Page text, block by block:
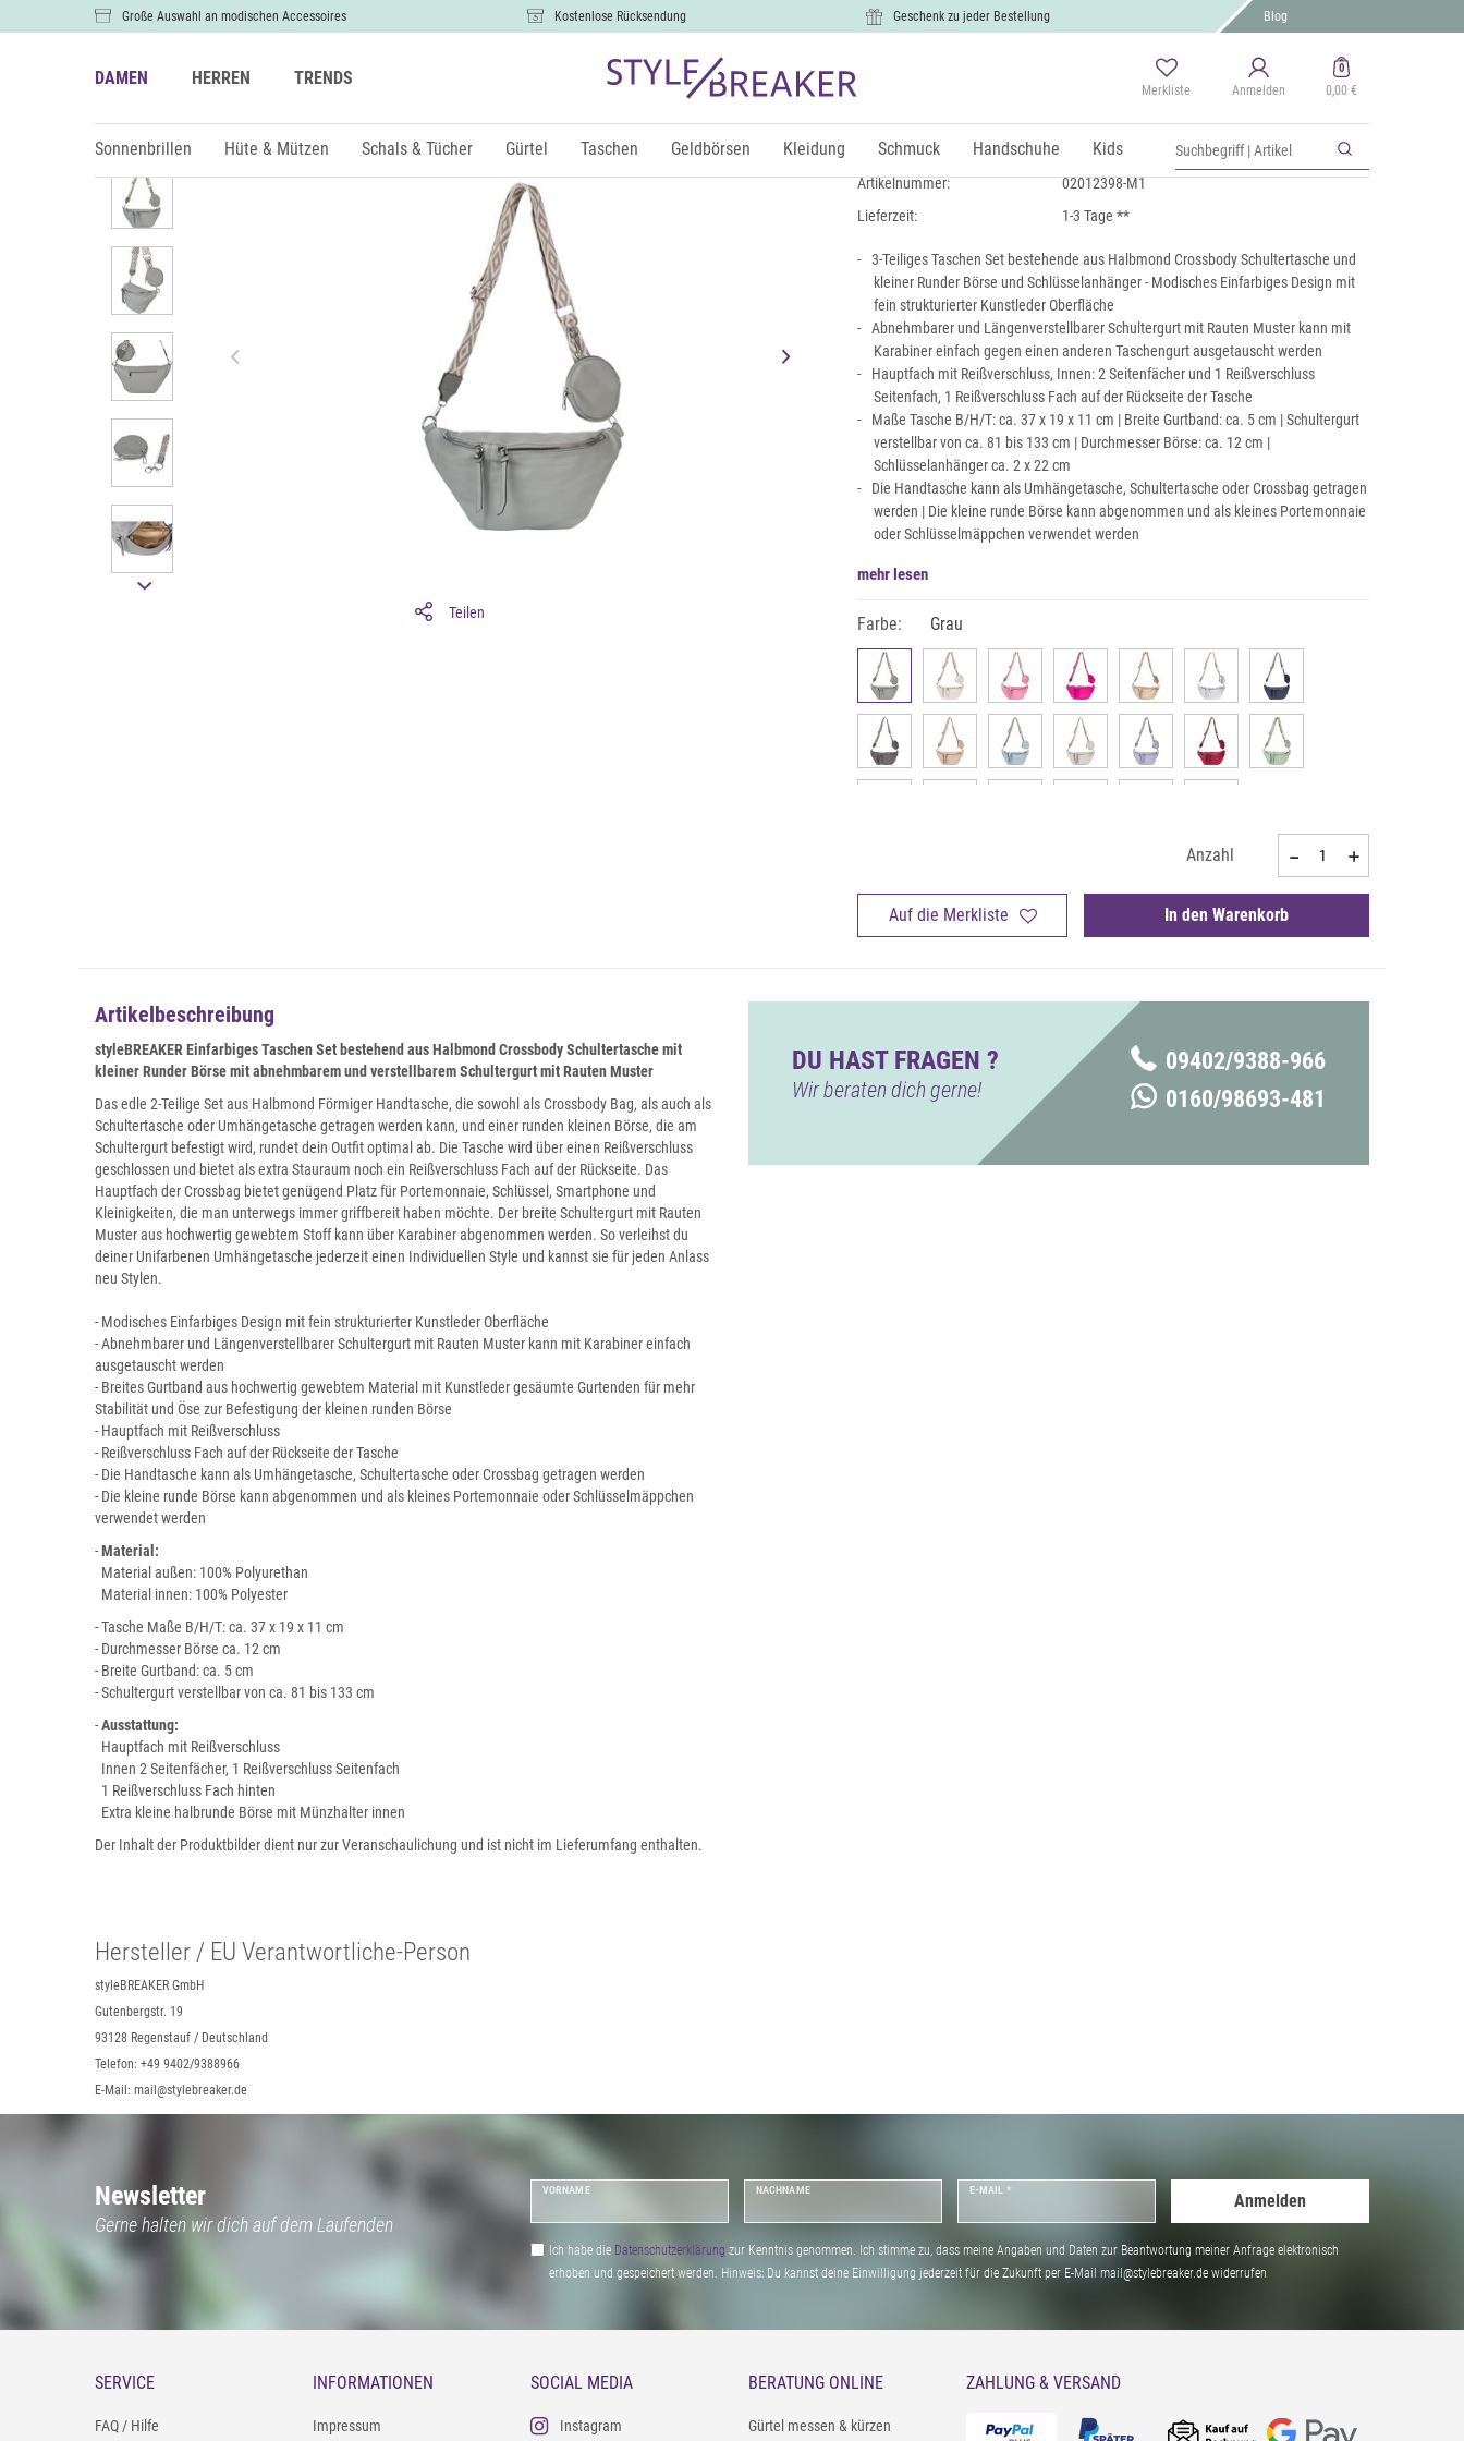
Große Auswahl an modischen Accessoires Kostenlose Rücksendung Geschenk zu jeder Bestellung Blog
DAMEN HERREN TRENDS
Merkliste Anmelden
0
0,00 €
Sonnenbrillen Hüte & Mützen Schals & Tücher Gürtel Taschen Geldbörsen Kleidung Schmuck Handschuhe Kids
Teilen
Halbmond Crossbody Bag Set 3-Teilig
29,99 €
inkl. MwSt., zzgl.Versand
Artikelnummer:
02012398-M1
Lieferzeit:
1-3 Tage **
3-Teiliges Taschen Set bestehende aus Halbmond Crossbody Schultertasche und
kleiner Runder Börse und Schlüsselanhänger - Modisches Einfarbiges Design mit
fein strukturierter Kunstleder Oberfläche
Abnehmbarer und Längenverstellbarer Schultergurt mit Rauten Muster kann mit
Karabiner einfach gegen einen anderen Taschengurt ausgetauscht werden
Hauptfach mit Reißverschluss, Innen: 2 Seitenfächer und 1 Reißverschluss
Seitenfach, 1 Reißverschluss Fach auf der Rückseite der Tasche
Maße Tasche B/H/T: ca. 37 x 19 x 11 cm | Breite Gurtband: ca. 5 cm | Schultergurt
verstellbar von ca. 81 bis 133 cm | Durchmesser Börse: ca. 12 cm |
Schlüsselanhänger ca. 2 x 22 cm
Die Handtasche kann als Umhängetasche, Schultertasche oder Crossbag getragen
werden | Die kleine runde Börse kann abgenommen und als kleines Portemonnaie
oder Schlüsselmäppchen verwendet werden
mehr lesen
Farbe: Grau
Anzahl
Auf die Merkliste In den Warenkorb
Artikelbeschreibung
styleBREAKER Einfarbiges Taschen Set bestehend aus Halbmond Crossbody Schultertasche mit
kleiner Runder Börse mit abnehmbarem und verstellbarem Schultergurt mit Rauten Muster
Das edle 2-Teilige Set aus Halbmond Förmiger Handtasche, die sowohl als Crossbody Bag, als auch als
Schultertasche oder Umhängetasche getragen werden kann, und einer runden kleinen Börse, die am
Schultergurt befestigt wird, rundet dein Outfit optimal ab. Die Tasche wird über einen Reißverschluss
geschlossen und bietet als extra Stauraum noch ein Reißverschluss Fach auf der Rückseite. Das
Hauptfach der Crossbag bietet genügend Platz für Portemonnaie, Schlüssel, Smartphone und
Kleinigkeiten, die man unterwegs immer griffbereit haben möchte. Der breite Schultergurt mit Rauten
Muster aus hochwertig gewebtem Stoff kann über Karabiner abgenommen werden. So verleihst du
deiner Unifarbenen Umhängetasche jederzeit einen Individuellen Style und kannst sie für jeden Anlass
neu Stylen.
- Modisches Einfarbiges Design mit fein strukturierter Kunstleder Oberfläche
- Abnehmbarer und Längenverstellbarer Schultergurt mit Rauten Muster kann mit Karabiner einfach
ausgetauscht werden
- Breites Gurtband aus hochwertig gewebtem Material mit Kunstleder gesäumte Gurtenden für mehr
Stabilität und Öse zur Befestigung der kleinen runden Börse
- Hauptfach mit Reißverschluss
- Reißverschluss Fach auf der Rückseite der Tasche
- Die Handtasche kann als Umhängetasche, Schultertasche oder Crossbag getragen werden
- Die kleine runde Börse kann abgenommen und als kleines Portemonnaie oder Schlüsselmäppchen
verwendet werden
-Material:
Material außen: 100% Polyurethan
Material innen: 100% Polyester
- Tasche Maße B/H/T: ca. 37 x 19 x 11 cm
- Durchmesser Börse ca. 12 cm
- Breite Gurtband: ca. 5 cm
- Schultergurt verstellbar von ca. 81 bis 133 cm
-Ausstattung:
Hauptfach mit Reißverschluss
Innen 2 Seitenfächer, 1 Reißverschluss Seitenfach
1 Reißverschluss Fach hinten
Extra kleine halbrunde Börse mit Münzhalter innen
Der Inhalt der Produktbilder dient nur zur Veranschaulichung und ist nicht im Lieferumfang enthalten.
DU HAST FRAGEN ?
Wir beraten dich gerne!
09402/9388-966
0160/98693-481
Hersteller / EU Verantwortliche-Person
styleBREAKER GmbH
Gutenbergstr. 19
93128 Regenstauf / Deutschland
Telefon: +49 9402/9388966
E-Mail: mail@stylebreaker.de
Newsletter
Gerne halten wir dich auf dem Laufenden
VORNAME NACHNAME E-MAIL *
Anmelden
Ich habe die Daten­schutz­erklärung zur Kenntnis genommen. Ich stimme zu, dass meine Angaben und Daten zur Beantwortung meiner Anfrage elektronisch
erhoben und gespeichert werden. Hinweis: Du kannst deine Einwilligung jederzeit für die Zukunft per E-Mail mail@stylebreaker.de widerrufen
SERVICE
FAQ / Hilfe
INFORMATIONEN
Impressum
SOCIAL MEDIA
Instagram
BERATUNG ONLINE
Gürtel messen & kürzen
ZAHLUNG & VERSAND